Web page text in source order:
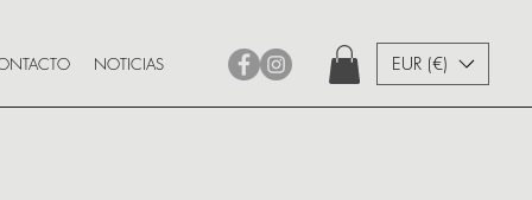
NOTICIAS EUR (€)